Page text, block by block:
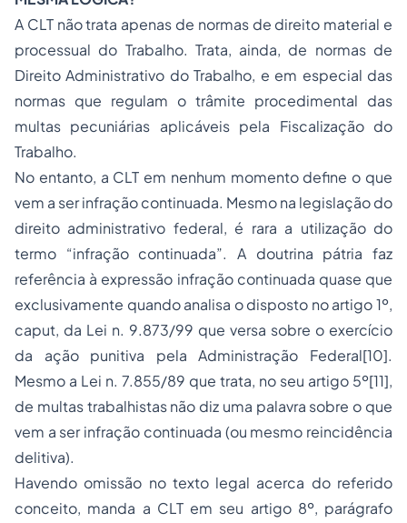
A CLT não trata apenas de normas de direito material e
processual do Trabalho. Trata, ainda, de normas de
Direito Administrativo do Trabalho, e em especial das
normas que regulam o trâmite procedimental das
multas pecuniárias aplicáveis pela Fiscalização do
Trabalho.
No entanto, a CLT em nenhum momento define o que
vem a ser infração continuada. Mesmo na legislação do
direito administrativo federal, é rara a utilização do
termo “infração continuada”. A doutrina pátria faz
referência à expressão infração continuada quase que
exclusivamente quando analisa o disposto no artigo 1º,
caput, da Lei n. 9.873/99 que versa sobre o exercício
da ação punitiva pela Administração Federal[10].
Mesmo a Lei n. 7.855/89 que trata, no seu artigo 5º[11],
de multas trabalhistas não diz uma palavra sobre o que
vem a ser infração continuada (ou mesmo reincidência
delitiva).
Havendo omissão no texto legal acerca do referido
conceito, manda a CLT em seu artigo 8º, parágrafo